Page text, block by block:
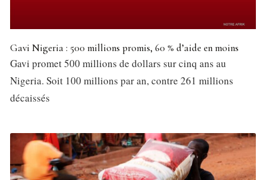
Gavi Nigeria : 500 millions promis, 60 % d’aide en moins
Gavi promet 500 millions de dollars sur cinq ans au
Nigeria. Soit 100 millions par an, contre 261 millions
décaissés